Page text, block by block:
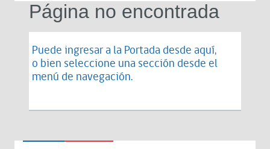
Página no encontrada
Puede ingresar a la Portada desde aquí,
o bien seleccione una sección desde el
menú de navegación.